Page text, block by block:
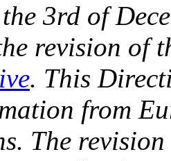
3rd of
revision of
. This
from
The